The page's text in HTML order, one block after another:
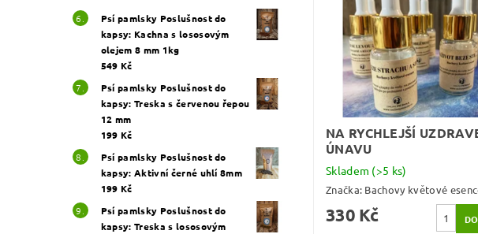
Psí pamlsky Poslušnost do
kapsy: Kachna s lososovým
olejem 8 mm 1kg
549 Kč
Psí pamlsky Poslušnost do
kapsy: Treska s červenou řepou
12 mm
199 Kč
Psí pamlsky Poslušnost do
kapsy: Aktivní černé uhlí 8mm
199 Kč
Psí pamlsky Poslušnost do
kapsy: Treska s lososovým
NA RYCHLEJŠÍ
ÚNAVU
Skladem (>5 ks)
Značka: Bachovy květové
330 Kč